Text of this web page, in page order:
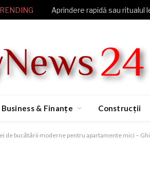
Business & Finanțe Construcții
de bucătării moderne pentru apartamente mici –